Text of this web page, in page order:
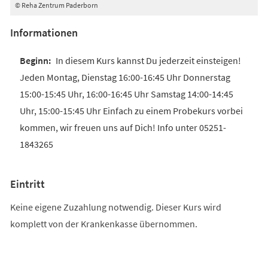
© Reha Zentrum Paderborn
Informationen
In diesem Kurs kannst Du jederzeit einsteigen!
Jeden Montag, Dienstag 16:00-16:45 Uhr Donnerstag
15:00-15:45 Uhr, 16:00-16:45 Uhr Samstag 14:00-14:45
Uhr, 15:00-15:45 Uhr Einfach zu einem Probekurs vorbei
kommen, wir freuen uns auf Dich! Info unter 05251-
1843265
Eintritt
Keine eigene Zuzahlung notwendig. Dieser Kurs wird
komplett von der Krankenkasse übernommen.